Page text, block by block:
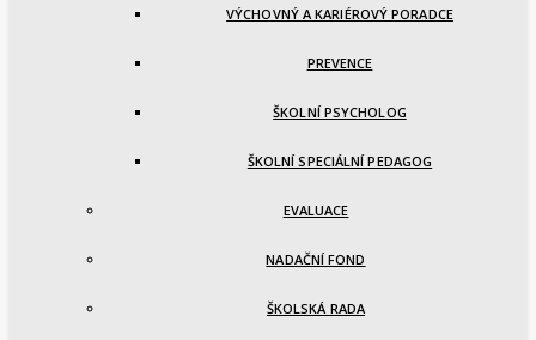
VÝCHOVNÝ A KARIÉROVÝ PORADCE
PREVENCE
ŠKOLNÍ PSYCHOLOG
ŠKOLNÍ SPECIÁLNÍ PEDAGOG
EVALUACE
NADAČNÍ FOND
ŠKOLSKÁ RADA